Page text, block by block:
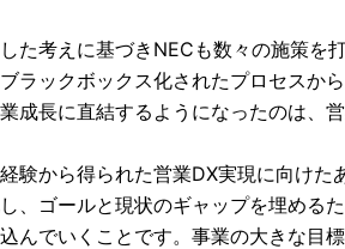
た考えに基づきNECも数々の施策を
ラックボックス化されたプロセスか
成長に直結するようになったのは、
験から得られた営業DX実現に向け
、ゴールと現状のギャップを埋める
んでいくことです。事業の大きな目